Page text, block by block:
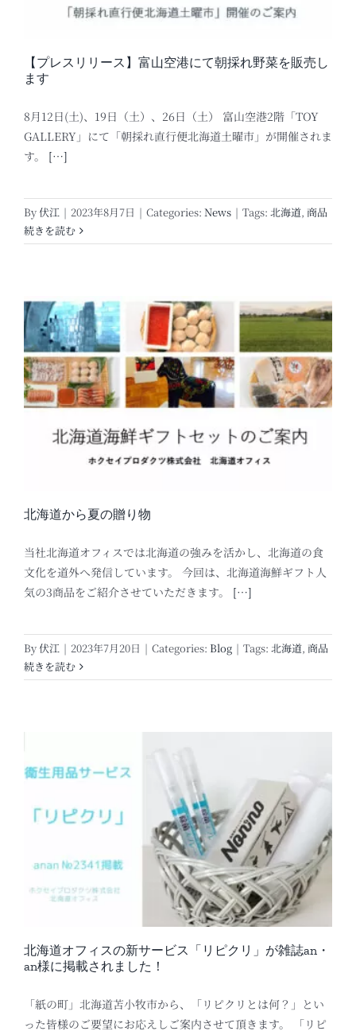
【プレスリリース】富山空港にて朝採れ野菜を販売し
ます
8月12日(土)、19日（土）、26日（土） 富山空港2階「TOY
GALLERY」にて「朝採れ直行便北海道土曜市」が開催されま
す。 […]
By伏江 | 2023年8月7日 | Categories: News | Tags: 北海道, 商品
続きを読む
北海道から夏の贈り物
当社北海道オフィスでは北海道の強みを活かし、北海道の食
文化を道外へ発信しています。 今回は、北海道海鮮ギフト人
気の3商品をご紹介させていただきます。 […]
By伏江 | 2023年7月20日 | Categories: Blog | Tags: 北海道, 商品
続きを読む
北海道オフィスの新サービス「リピクリ」が雑誌an・
an様に掲載されました！
「紙の町」北海道苫小牧市から、「リピクリとは何？」とい
った皆様のご要望にお応えしご案内させて頂きます。 「リピ